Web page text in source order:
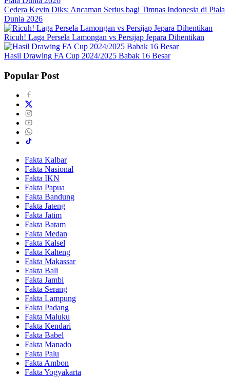
Cedera Kevin Diks: Ancaman Serius bagi Timnas Indonesia di Piala
Dunia 2026
Ricuh! Laga Persela Lamongan vs Persijap Jepara Dihentikan
Hasil Drawing FA Cup 2024/2025 Babak 16 Besar
Popular Post
Fakta Kalbar
Fakta Nasional
Fakta IKN
Fakta Papua
Fakta Bandung
Fakta Jateng
Fakta Jatim
Fakta Batam
Fakta Medan
Fakta Kalsel
Fakta Kalteng
Fakta Makassar
Fakta Bali
Fakta Jambi
Fakta Serang
Fakta Lampung
Fakta Padang
Fakta Maluku
Fakta Kendari
Fakta Babel
Fakta Manado
Fakta Palu
Fakta Ambon
Fakta Yogyakarta